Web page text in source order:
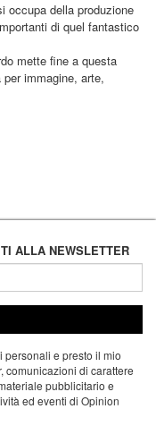
occupa della produzione
di quel fantastico
mette fine a questa
immagine, arte,
ALLA NEWSLETTER
personali e presto il mio
comunicazioni di carattere
pubblicitario e
ed eventi di Opinion